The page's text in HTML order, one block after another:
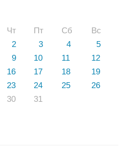
Чт Пт Сб
Вс
2 3 4
5
9 10 11
12
16 17 18
19
23 24 25
26
30 31